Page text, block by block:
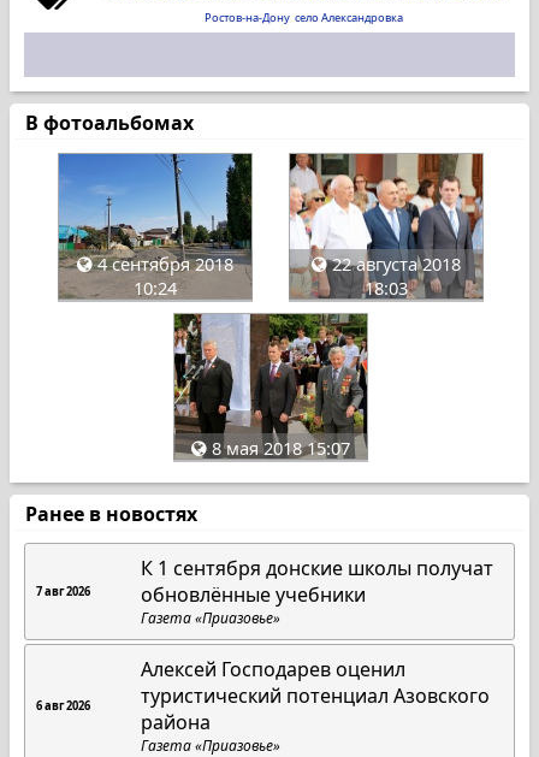
Ростов-на-Дону село Александровка
В фотоальбомах
4 сентября 2018
10:24
22 августа 2018
18:03
8 мая 2018 15:07
Ранее в новостях
7 авг 2026
К 1 сентября донские школы получат
обновлённые учебники
Газета «Приазовье»
6 авг 2026
Алексей Господарев оценил
туристический потенциал Азовского
района
Газета «Приазовье»